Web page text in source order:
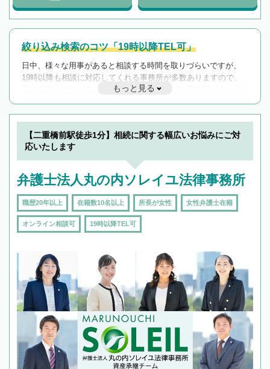
絞り込み検索のコツ「19時以降TEL可」
日中、様々な用事があると相談する時間を取りづらいですが、
19時以降も相談に対応してくれる事務所が多数ありますので、
遅い時間の相談が増えそうな場合はそのような事務所に絞り込
んで検索してみましょう。
19時以降TEL可の条件
を加えて再検索
もっと見る
【二重橋前駅徒歩1分】相続に関する幅広いお悩みにご対
応いたします
弁護士法人丸の内ソレイユ法律事務所
職歴20年以上 在籍数10名以上 所長が女性 女性弁護士在籍
オンライン相談可 19時以降TEL可